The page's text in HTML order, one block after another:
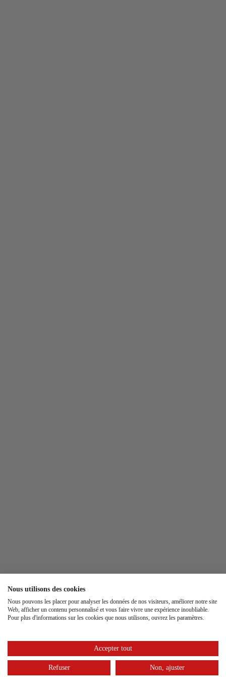
Nous utilisons des cookies
Nous pouvons les placer pour analyser les données de nos visiteurs, améliorer notre site
Web, afficher un contenu personnalisé et vous faire vivre une expérience inoubliable.
Pour plus d'informations sur les cookies que nous utilisons, ouvrez les paramètres.
Accepter tout
Refuser Non, ajuster